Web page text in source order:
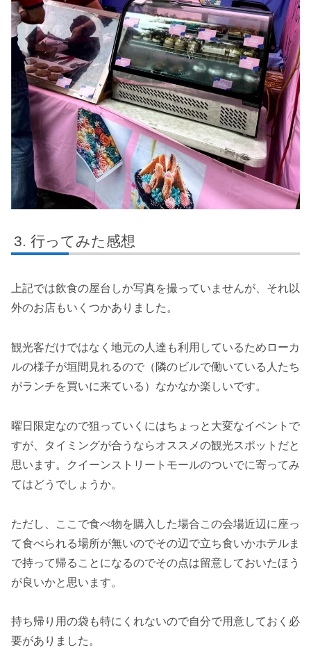
行ってみた感想
上記では飲食の屋台しか写真を撮っていませんが、それ以
外のお店もいくつかありました。
観光客だけではなく地元の人達も利用しているためローカ
ルの様子が垣間見れるので（隣のビルで働いている人たち
がランチを買いに来ている）なかなか楽しいです。
曜日限定なので狙っていくにはちょっと大変なイベントで
すが、タイミングが合うならオススメの観光スポットだと
思います。クイーンストリートモールのついでに寄ってみ
てはどうでしょうか。
ただし、ここで食べ物を購入した場合この会場近辺に座っ
て食べられる場所が無いのでその辺で立ち食いかホテルま
で持って帰ることになるのでその点は留意しておいたほう
が良いかと思います。
持ち帰り用の袋も特にくれないので自分で用意しておく必
要がありました。